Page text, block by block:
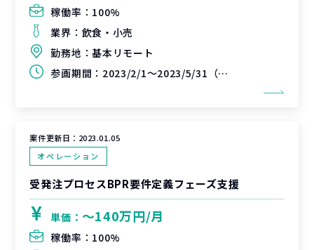
稼働率： 100%
業界： 飲食・小売
勤務地：基本リモート
参画期間： 2023/2/1～2023/5/31（延長可能性あり）
案件更新日： 2023.01.05
オペレーション
受発注プロセスBPR要件定義フェーズ支援
単価： 〜140万円/月
稼働率： 100%